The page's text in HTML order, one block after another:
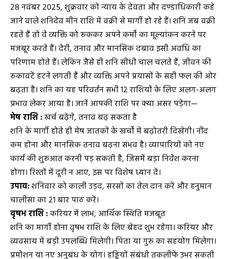
28 नवंबर 2025, शुक्रवार को न्याय के देवता और दण्डाधिकारी कहे
जाने वाले शनिदेव मीन राशि में वक्री से मार्गी हो रहे हैं। शनि जब वक्री
रहते हैं तो वे व्यक्ति को रुककर अपने कर्मों का मूल्यांकन करने पर
मजबूर करते हैं। देरी, तनाव और मानसिक दबाव इसी अवधि का
परिणाम होते हैं। लेकिन जैसे ही शनि सीधी चाल चलते हैं, जीवन की
रुकावटें हटने लगती हैं और व्यक्ति अपने प्रयासों के सही फल की ओर
बढ़ता है। शनि का यह परिवर्तन सभी 12 राशियों के लिए अलग-अलग
प्रभाव लेकर आया है। जानें आपकी राशि पर क्या असर पड़ेगा—
मेष राशि :खर्च बढ़ेंगे, तनाव बढ़ सकता है
शनि के मार्गी होते ही मेष जातकों के खर्चों में बढ़ोतरी दिखेगी। नींद
कम होना और मानसिक तनाव बढ़ना संभव है। व्यापारियों को नए
कार्य की शुरुआत करनी पड़ सकती है, जिसमें बड़ा निवेश करना
होगा। रिश्तों में दूरी न आए, इस पर विशेष ध्यान दें।
उपाय:शनिवार को काली उड़द, सरसों का तेल दान करें और हनुमान
चालीसा का 21 बार पाठ करें।
वृषभ राशि :करियर में लाभ, आर्थिक स्थिति मजबूत
शनि का मार्गी होना वृषभ राशि के लिए बेहद शुभ रहेगा। करियर और
व्यवसाय में बड़ी उपलब्धि मिलेगी। पिता या गुरु का सहयोग मिलेगा।
प्रमोशन या नए अनुबंध के योग। हड्डियों संबंधी तकलीफें उभर सकती